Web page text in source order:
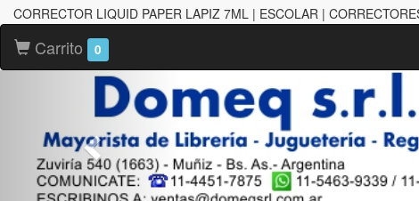
CORRECTOR LIQUID PAPER LAPIZ 7ML | ESCOLAR |
Carrito 0